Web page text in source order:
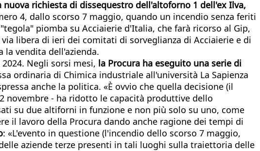
richiesta di dissequestro dell'altoforno 1 dell'ex Ilva,
4, dallo scorso 7 maggio, quando un incendio senza feriti
piomba su Acciaierie d'Italia, che farà ricorso al Gip,
libera di ieri dei comitati di sorveglianza di Acciaierie e di
vendita dell'azienda.
Negli sorsi mesi, la Procura ha eseguito una serie di
ordinaria di Chimica industriale all'università La Sapienza
anche la politica. «È ovvio che quella decisione (il
novembre - ha ridotto le capacità produttive dello
su due altiforni in funzione e non più solo su uno, come
il lavoro della Procura dando anche ragione dei tempi di
: «L'evento in questione (l'incendio dello scorso 7 maggio,
aziende terze presenti in tali luoghi sulla traiettoria delle